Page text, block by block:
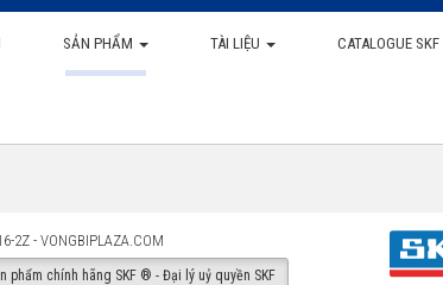
SẢN PHẨM TÀI LIỆU CATALOGUE SKF
2Z - VONGBIPLAZA.COM
phẩm chính hãng SKF ® - Đại lý uỷ quyền SKF